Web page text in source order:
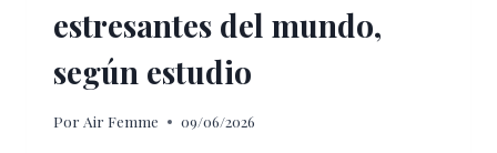
estresantes del mundo,
según estudio
Por Air Femme 09/06/2026